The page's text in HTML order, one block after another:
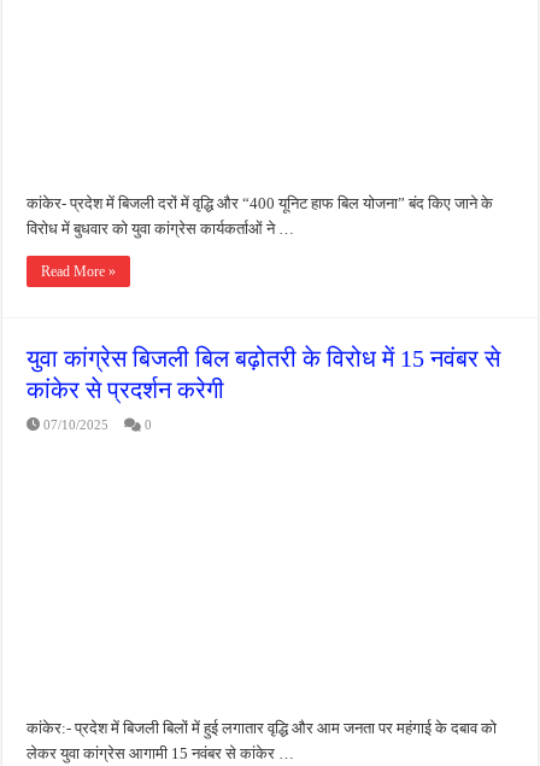
कांकेर- प्रदेश में बिजली दरों में वृद्धि और “400 यूनिट हाफ बिल योजना” बंद किए जाने के
विरोध में बुधवार को युवा कांग्रेस कार्यकर्ताओं ने …
Read More »
युवा कांग्रेस बिजली बिल बढ़ोतरी के विरोध में 15 नवंबर से
कांकेर से प्रदर्शन करेगी
07/10/2025 0
कांकेर:- प्रदेश में बिजली बिलों में हुई लगातार वृद्धि और आम जनता पर महंगाई के दबाव को
लेकर युवा कांग्रेस आगामी 15 नवंबर से कांकेर …